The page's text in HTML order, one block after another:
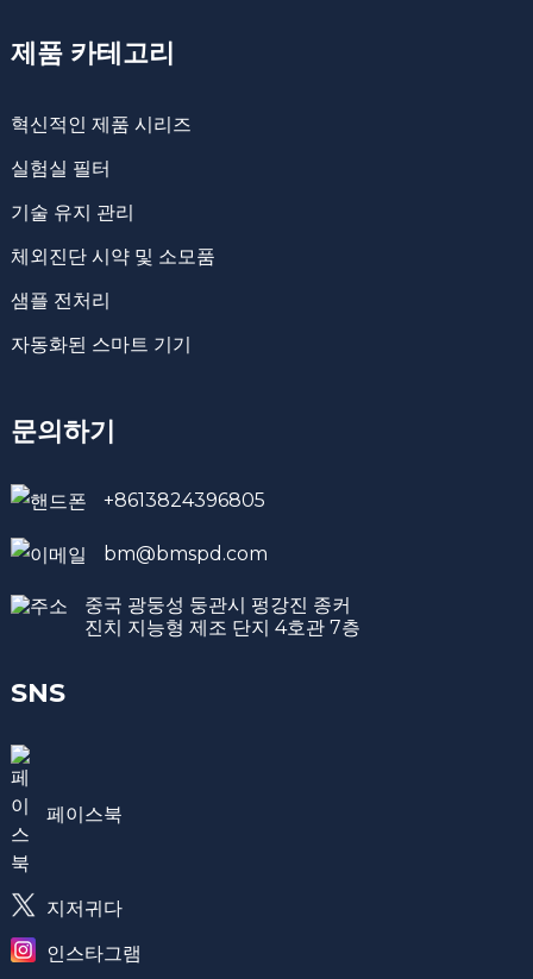
제품 카테고리
혁신적인 제품 시리즈
실험실 필터
기술 유지 관리
체외진단 시약 및 소모품
샘플 전처리
자동화된 스마트 기기
문의하기
+8613824396805
bm@bmspd.com
중국 광둥성 둥관시 펑강진 종커
진치 지능형 제조 단지 4호관 7층
SNS
페이스북
지저귀다
인스타그램